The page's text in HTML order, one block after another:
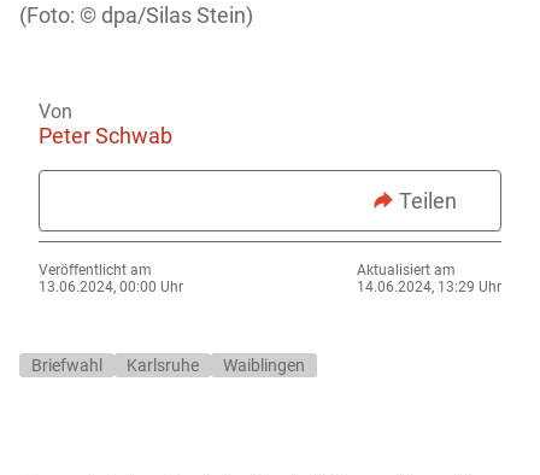
dpa/Silas Stein)
Von
Peter Schwab
Teilen
Veröffentlicht am
13.06.2024, 00:00 Uhr
Aktualisiert am
14.06.2024, 13:29 Uhr
Briefwahl Karlsruhe Waiblingen